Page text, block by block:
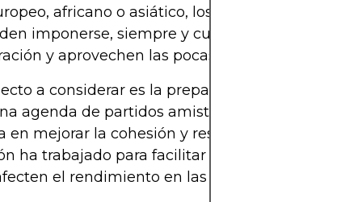
africano o asiático, los Socceroos han
imponerse, siempre y cuando mantengan la
y aprovechen las pocas ocasiones que
a considerar es la preparación previa.
agenda de partidos amistosos y concentración
en mejorar la cohesión y responder ante
ha trabajado para facilitar infraestructura y
el rendimiento en las fases finales.